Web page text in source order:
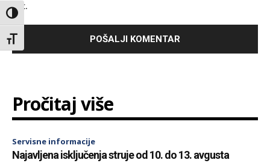
Toggle High Contrast
Toggle Font size
put.
Pročitaj više
Servisne informacije
Najavljena isključenja struje od 10. do 13. avgusta